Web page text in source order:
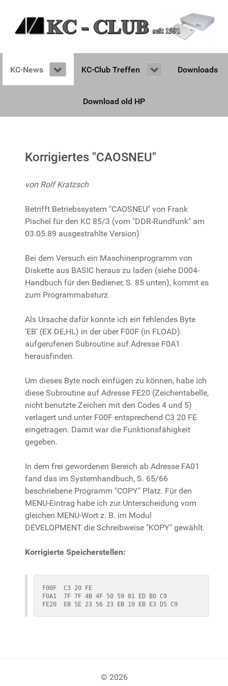
KC-News KC-Club Treffen Downloads
Download old HP
Korrigiertes "CAOSNEU"
von Rolf Kratzsch
Betrifft Betriebssystem "CAOSNEU" von Frank
Pischel für den KC 85/3 (vom "DDR-Rundfunk" am
03.05.89 ausgestrahlte Version)
Bei dem Versuch ein Maschinenprogramm von
Diskette aus BASIC heraus zu laden (siehe D004-
Handbuch für den Bediener, S. 85 unten), kommt es
zum Programmabsturz.
Als Ursache dafür konnte ich ein fehlendes Byte
'EB' (EX DE,HL) in der über F00F (in FLOAD)
aufgerufenen Subroutine auf Adresse F0A1
herausfinden.
Um dieses Byte noch einfügen zu können, habe ich
diese Subroutine auf Adresse FE20 (Zeichentabelle,
nicht benutzte Zeichen mit den Codes 4 und 5)
verlagert und unter F00F entsprechend C3 20 FE
eingetragen. Damit war die Funktionsfähigkeit
gegeben.
In dem frei gewordenen Bereich ab Adresse FA01
fand das im Systemhandbuch, S. 65/66
beschriebene Programm "COPY" Platz. Für den
MENU-Eintrag habe ich zur Unterscheidung vom
gleichen MENU-Wort z. B. im Modul
DEVELOPMENT die Schreibweise "KOPY" gewählt.
Korrigierte Speicherstellen:
F00F  C3 20 FE
F0A1  7F 7F 4B 4F 50 59 01 ED B0 C9
FE20  EB 5E 23 56 23 EB 19 EB E3 D5 C9
© 2026